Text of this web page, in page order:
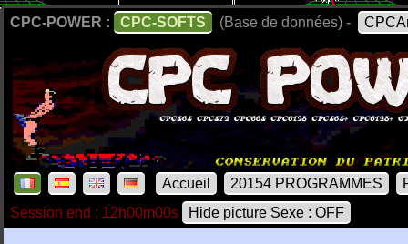
CPC-POWER : CPC-SOFTS (Base de données) -
Accueil 20154 PROGRAMMES
Session end : 12h00m00s
Hide picture Sexe : OFF